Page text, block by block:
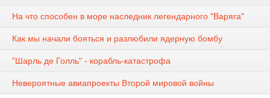
На что способен в море наследник легендарного "Варяга"
Как мы начали бояться и разлюбили ядерную бомбу
"Шарль де Голль" - корабль-катастрофа
Невероятные авиапроекты Второй мировой войны